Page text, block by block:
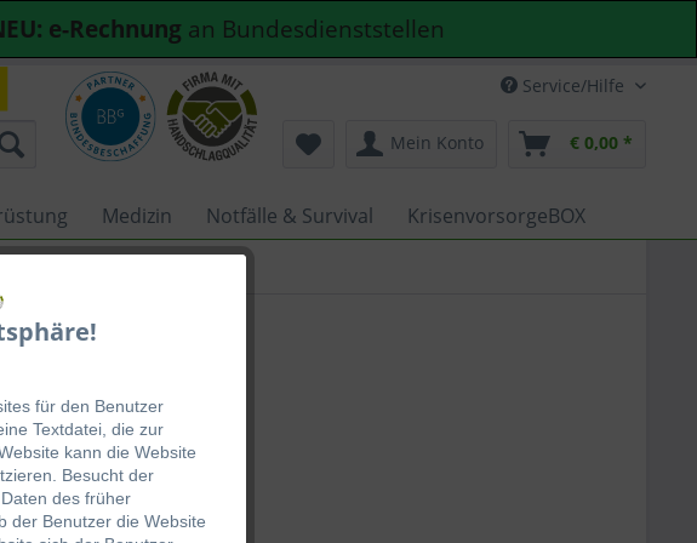
e-Rechnung an Bundesdienststellen
Service/Hilfe
Mein Konto € 0,00 *
Medizin Notfälle & Survival KrisenvorsorgeBOX
für den Benutzer
Textdatei, die zur
kann die Website
Besucht der
des früher
der Benutzer die Website